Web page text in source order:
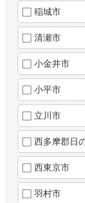
稲城市
清瀬市
小金井市
小平市
立川市
西多摩郡日
西東京市
羽村市